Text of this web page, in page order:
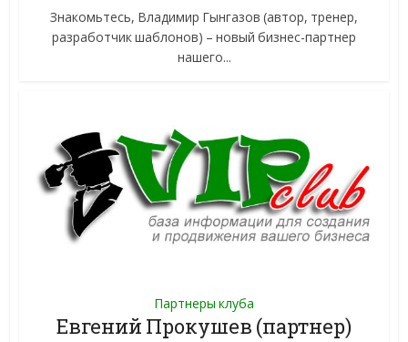
Знакомьтесь, Владимир Гынгазов (автор, тренер,
разработчик шаблонов) – новый бизнес-партнер
нашего...
Партнеры клуба
Евгений Прокушев (партнер)